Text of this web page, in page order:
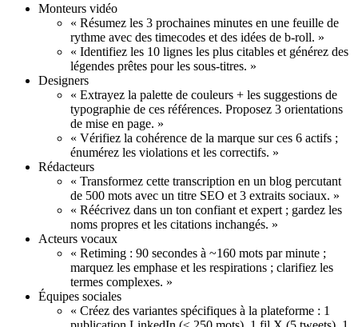
Monteurs vidéo
« Résumez les 3 prochaines minutes en une feuille de
rythme avec des timecodes et des idées de b-roll. »
« Identifiez les 10 lignes les plus citables et générez des
légendes prêtes pour les sous-titres. »
Designers
« Extrayez la palette de couleurs + les suggestions de
typographie de ces références. Proposez 3 orientations
de mise en page. »
« Vérifiez la cohérence de la marque sur ces 6 actifs ;
énumérez les violations et les correctifs. »
Rédacteurs
« Transformez cette transcription en un blog percutant
de 500 mots avec un titre SEO et 3 extraits sociaux. »
« Réécrivez dans un ton confiant et expert ; gardez les
noms propres et les citations inchangés. »
Acteurs vocaux
« Retiming : 90 secondes à ~160 mots par minute ;
marquez les emphase et les respirations ; clarifiez les
termes complexes. »
Équipes sociales
« Créez des variantes spécifiques à la plateforme : 1